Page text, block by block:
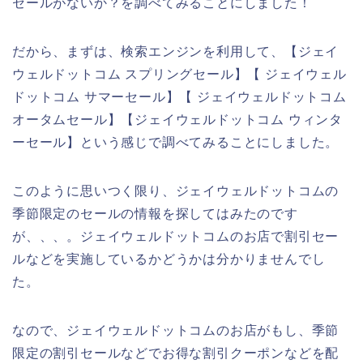
だから、まずは、検索エンジンを利用して、【ジェイ
ウェルドットコム スプリングセール】【 ジェイウェル
ドットコム サマーセール】【 ジェイウェルドットコム
オータムセール】【ジェイウェルドットコム ウィンタ
ーセール】という感じで調べてみることにしました。
このように思いつく限り、ジェイウェルドットコムの
季節限定のセールの情報を探してはみたのです
が、、、。ジェイウェルドットコムのお店で割引セー
ルなどを実施しているかどうかは分かりませんでし
た。
なので、ジェイウェルドットコムのお店がもし、季節
限定の割引セールなどでお得な割引クーポンなどを配